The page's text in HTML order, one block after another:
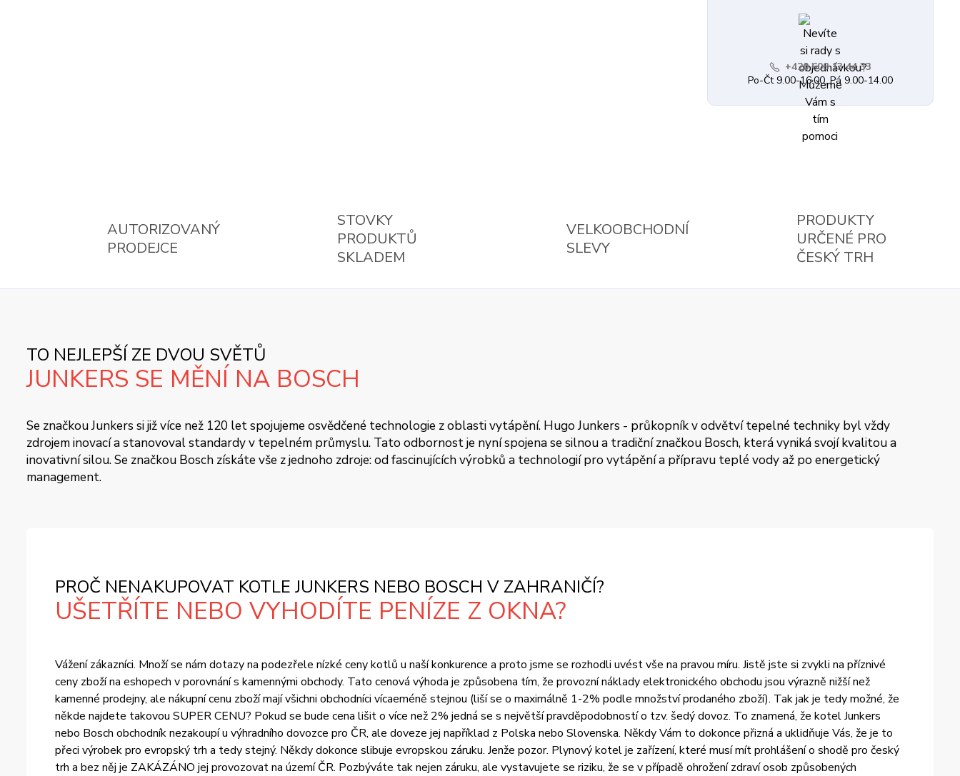
+420 608 13 44 33
Po-Čt 9.00-16.00, Pá 9.00-14.00
AUTORIZOVANÝ
PRODEJCE
STOVKY
PRODUKTŮ
SKLADEM
VELKOOBCHODNÍ
SLEVY
PRODUKTY
URČENÉ PRO
ČESKÝ TRH
TO NEJLEPŠÍ ZE DVOU SVĚTŮ
JUNKERS SE MĚNÍ NA BOSCH
Se značkou Junkers si již více než 120 let spojujeme osvědčené technologie z oblasti vytápění. Hugo Junkers - průkopník v odvětví tepelné techniky byl vždy
zdrojem inovací a stanovoval standardy v tepelném průmyslu. Tato odbornost je nyní spojena se silnou a tradiční značkou Bosch, která vyniká svojí kvalitou a
inovativní silou. Se značkou Bosch získáte vše z jednoho zdroje: od fascinujících výrobků a technologií pro vytápění a přípravu teplé vody až po energetický
management.
PROČ NENAKUPOVAT KOTLE JUNKERS NEBO BOSCH V ZAHRANIČÍ?
UŠETŘÍTE NEBO VYHODÍTE PENÍZE Z OKNA?
Vážení zákazníci. Množí se nám dotazy na podezřele nízké ceny kotlů u naší konkurence a proto jsme se rozhodli uvést vše na pravou míru. Jistě jste si zvykli na příznivé
ceny zboží na eshopech v porovnání s kamennými obchody. Tato cenová výhoda je způsobena tím, že provozní náklady elektronického obchodu jsou výrazně nižší než
kamenné prodejny, ale nákupní cenu zboží mají všichni obchodníci vícaeméně stejnou (liší se o maximálně 1-2% podle množství prodaného zboží). Tak jak je tedy možné, že
někde najdete takovou SUPER CENU? Pokud se bude cena lišit o více než 2% jedná se s největší pravděpodobností o tzv. šedý dovoz. To znamená, že kotel Junkers
nebo Bosch obchodník nezakoupí u výhradního dovozce pro ČR, ale doveze jej například z Polska nebo Slovenska. Někdy Vám to dokonce přizná a uklidňuje Vás, že je to
přeci výrobek pro evropský trh a tedy stejný. Někdy dokonce slibuje evropskou záruku. Jenže pozor. Plynový kotel je zařízení, které musí mít prohlášení o shodě pro český
trh a bez něj je ZAKÁZÁNO jej provozovat na území ČR. Pozbýváte tak nejen záruku, ale vystavujete se riziku, že se v případě ohrožení zdraví osob způsobených